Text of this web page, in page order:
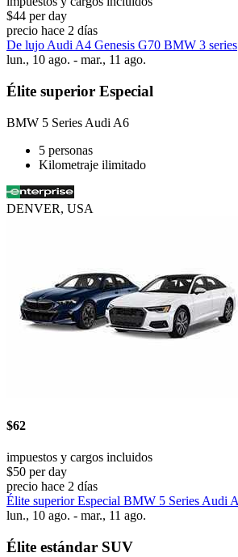
$44 per day
precio hace 2 días
De lujo Audi A4 Genesis G70 BMW 3 series
lun., 10 ago. - mar., 11 ago.
Élite superior Especial
BMW 5 Series Audi A6
5 personas
Kilometraje ilimitado
DENVER, USA
$62
impuestos y cargos incluidos
$50 per day
precio hace 2 días
Élite superior Especial BMW 5 Series Audi
lun., 10 ago. - mar., 11 ago.
Élite estándar SUV